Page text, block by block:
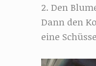
2. Den
Dann den
eine